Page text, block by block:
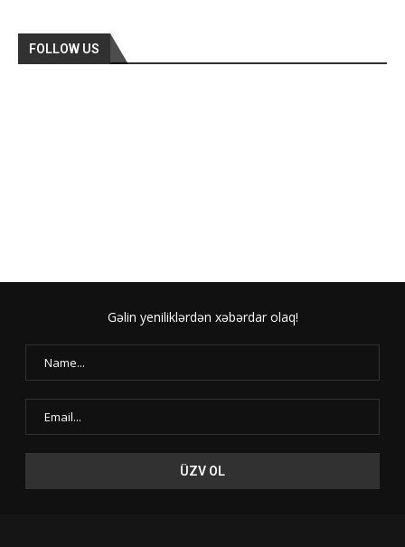
FOLLOW US
Gəlin yeniliklərdən xəbərdar olaq!